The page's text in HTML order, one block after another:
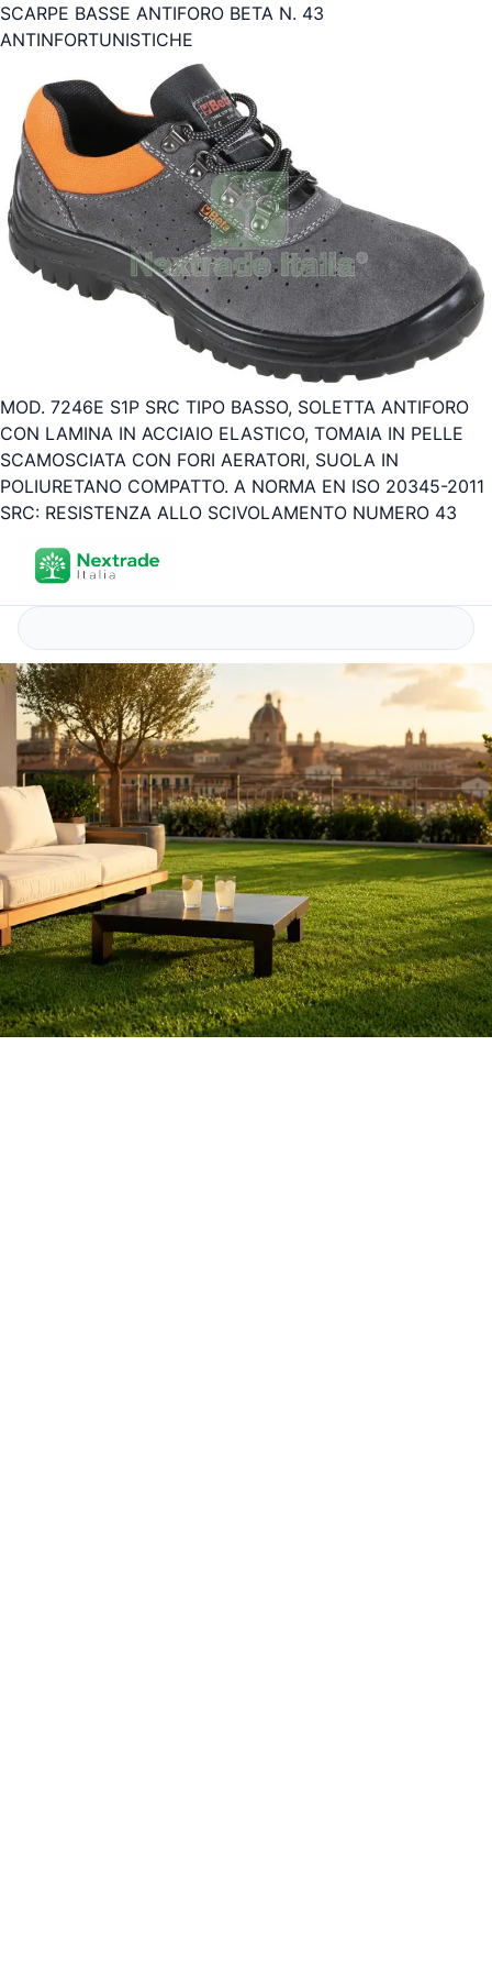
SCARPE BASSE ANTIFORO BETA N. 43
ANTINFORTUNISTICHE
MOD. 7246E S1P SRC TIPO BASSO, SOLETTA ANTIFORO
CON LAMINA IN ACCIAIO ELASTICO, TOMAIA IN PELLE
SCAMOSCIATA CON FORI AERATORI, SUOLA IN
POLIURETANO COMPATTO. A NORMA EN ISO 20345-2011
SRC: RESISTENZA ALLO SCIVOLAMENTO NUMERO 43